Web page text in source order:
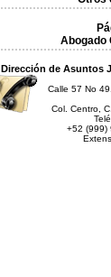
Abogado
Dirección de Asuntos
Calle 57 No
Col. Centro,
+52 (999)